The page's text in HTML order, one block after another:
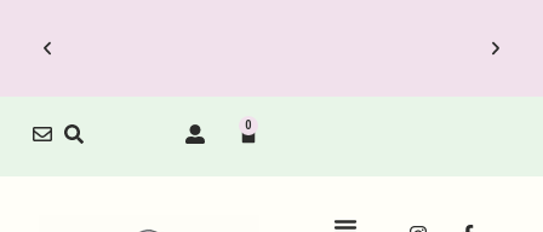
Le Carnet de Direction est dispo !
0